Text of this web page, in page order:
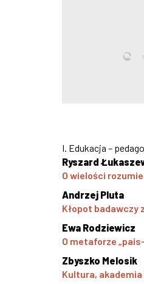
I. Edukacja –
Ryszard
O wielości
Andrzej Pluta
Kłopot badawczy
Ewa Rodziewicz
O metaforze
Zbyszko Melosik
Kultura,